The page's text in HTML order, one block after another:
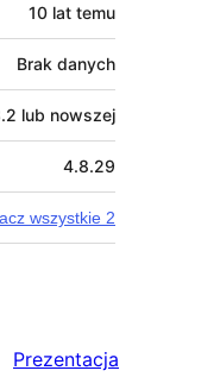
10 lat temu
Brak danych
lub nowszej
4.8.29
wszystkie 2
Prezentacja